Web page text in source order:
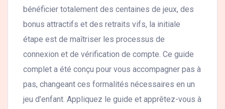
bénéficier totalement des centaines de jeux, des
bonus attractifs et des retraits vifs, la initiale
étape est de maîtriser les processus de
connexion et de vérification de compte. Ce guide
complet a été conçu pour vous accompagner pas à
pas, changeant ces formalités nécessaires en un
jeu d’enfant. Appliquez le guide et apprêtez-vous à